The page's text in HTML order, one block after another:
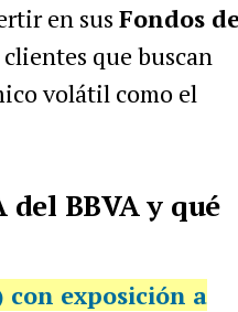
en sus Fondos
que buscan
volátil como el
BBVA y qué
con exposición a